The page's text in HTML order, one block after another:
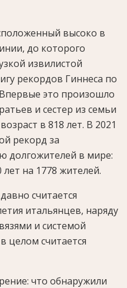
высоко в
до которого
извилистой
рекордов Гиннеса по
это произошло
и сестер из семьи
в 818 лет. В 2021
рекорд за
долгожителей в мире:
на 1778 жителей.
считается
итальянцев, наряду
и системой
целом считается
что обнаружили